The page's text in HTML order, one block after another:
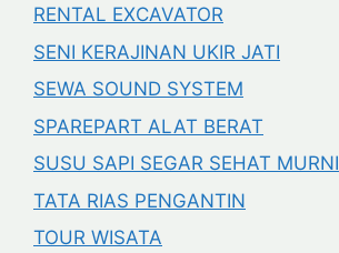
RENTAL EXCAVATOR
SENI KERAJINAN UKIR JATI
SEWA SOUND SYSTEM
SPAREPART ALAT BERAT
SUSU SAPI SEGAR SEHAT MURNI
TATA RIAS PENGANTIN
TOUR WISATA